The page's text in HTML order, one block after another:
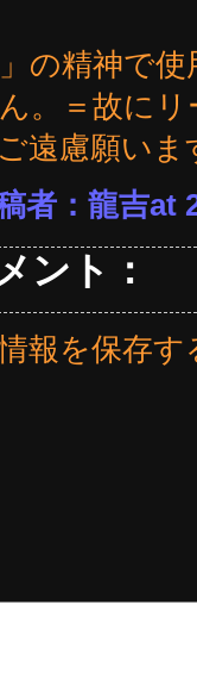
の精神で
。＝故に
遠慮願いま
者：龍吉at
ント：
報を保存す